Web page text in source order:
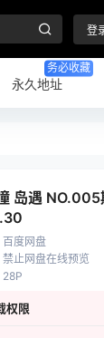
登
永久地址
务必收藏
岛遇 NO.005
百度网盘
禁止网盘在线预览
28P
权限